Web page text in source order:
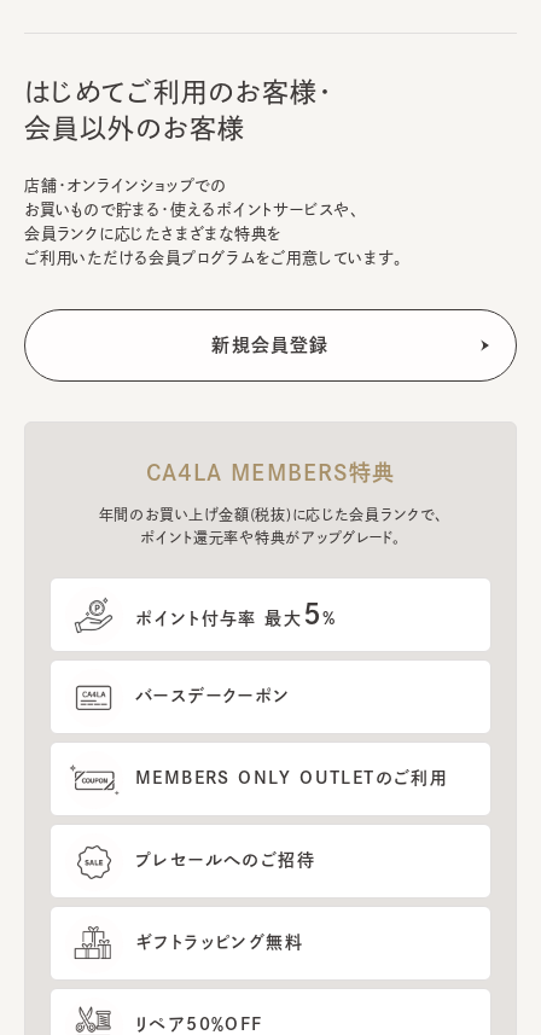
はじめてご利用のお客様・
会員以外のお客様
店舗・オンラインショップでの
お買いもので貯まる・使えるポイントサービスや、
会員ランクに応じたさまざまな特典を
ご利用いただける会員プログラムをご用意しています。
CA4LA MEMBERS特典
年間のお買い上げ金額(税抜)に応じた会員ランクで、
ポイント還元率や特典がアップグレード。
ポイント付与率 最大 5%
バースデークーポン
MEMBERS ONLY OUTLETのご利用
プレセールへのご招待
ギフトラッピング無料
リペア50％OFF